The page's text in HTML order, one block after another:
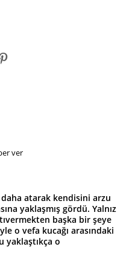
ver
atarak kendisini arzu
yaklaşmış gördü. Yalnız
başka bir şeye
o vefa kucağı arasındaki
yaklaştıkça o